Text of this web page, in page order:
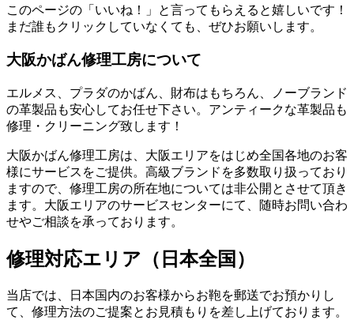
このページの「いいね！」と言ってもらえると嬉しいです！
まだ誰もクリックしていなくても、ぜひお願いします。
大阪かばん修理工房について
エルメス、プラダのかばん、財布はもちろん、ノーブランド
の革製品も安心してお任せ下さい。アンティークな革製品も
修理・クリーニング致します！
大阪かばん修理工房は、大阪エリアをはじめ全国各地のお客
様にサービスをご提供。高級ブランドを多数取り扱っており
ますので、修理工房の所在地については非公開とさせて頂き
ます。大阪エリアのサービスセンターにて、随時お問い合わ
せやご相談を承っております。
修理対応エリア（日本全国）
当店では、日本国内のお客様からお鞄を郵送でお預かりし
て、修理方法のご提案とお見積もりを差し上げております。